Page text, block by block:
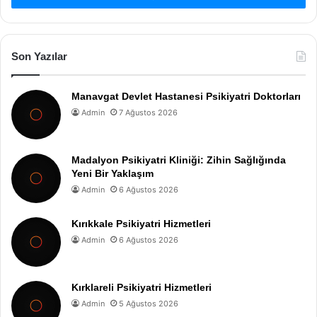
Son Yazılar
Manavgat Devlet Hastanesi Psikiyatri Doktorları
Admin 7 Ağustos 2026
Madalyon Psikiyatri Kliniği: Zihin Sağlığında
Yeni Bir Yaklaşım
Admin 6 Ağustos 2026
Kırıkkale Psikiyatri Hizmetleri
Admin 6 Ağustos 2026
Kırklareli Psikiyatri Hizmetleri
Admin 5 Ağustos 2026